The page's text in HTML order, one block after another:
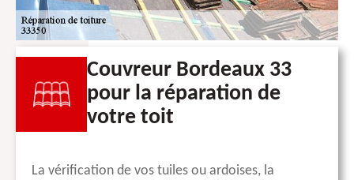
Couvreur Bordeaux 33
pour la réparation de
votre toit
La vérification de vos tuiles ou ardoises, la